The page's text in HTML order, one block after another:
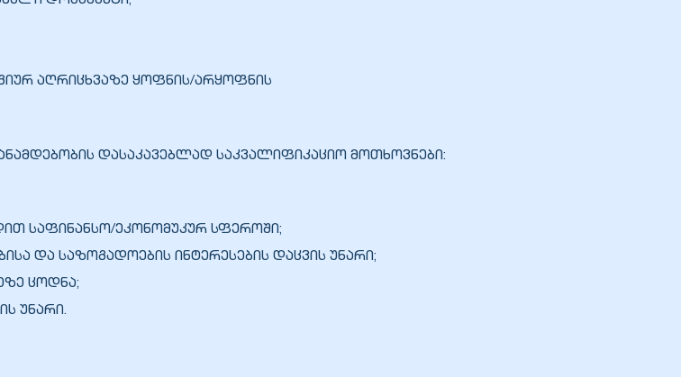
აღრიცხვაზე ყოფნის/არყოფნის
დასაკავებლად საკვალიფიკაციო მოთხოვნები:
საფინანსო/ეკონომუკურ სფეროში;
და საზოგადოების ინტერესების დაცვის უნარი;
ცოდნა;
უნარი.